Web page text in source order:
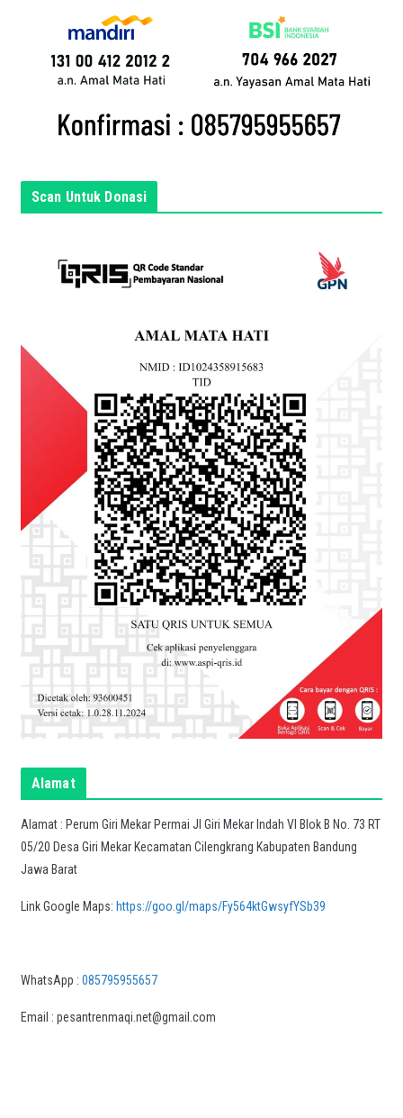
n
Scan Untuk Donasi
Alamat
Alamat : Perum Giri Mekar Permai Jl Giri Mekar Indah VI Blok B No. 73 RT
05/20 Desa Giri Mekar Kecamatan Cilengkrang Kabupaten Bandung
Jawa Barat
Link Google Maps: https://goo.gl/maps/Fy564ktGwsyfYSb39
WhatsApp : 085795955657
Email : pesantrenmaqi.net@gmail.com